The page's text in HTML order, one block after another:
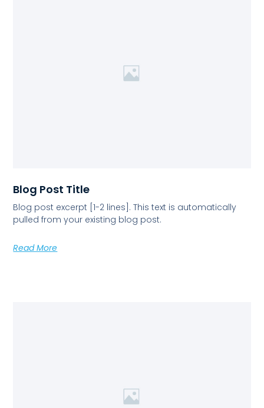
Blog Post Title
Blog post excerpt [1-2 lines]. This text is automatically
pulled from your existing blog post.
Read More